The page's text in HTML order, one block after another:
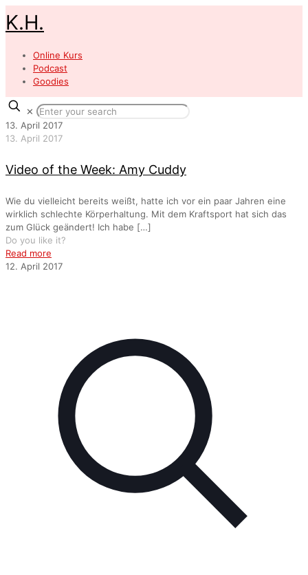
K.H.
Online Kurs
Podcast
Goodies
✕
13. April 2017
13. April 2017
Video of the Week: Amy Cuddy
Wie du vielleicht bereits weißt, hatte ich vor ein paar Jahren eine
wirklich schlechte Körperhaltung. Mit dem Kraftsport hat sich das
zum Glück geändert! Ich habe […]
Do you like it?
Read more
12. April 2017